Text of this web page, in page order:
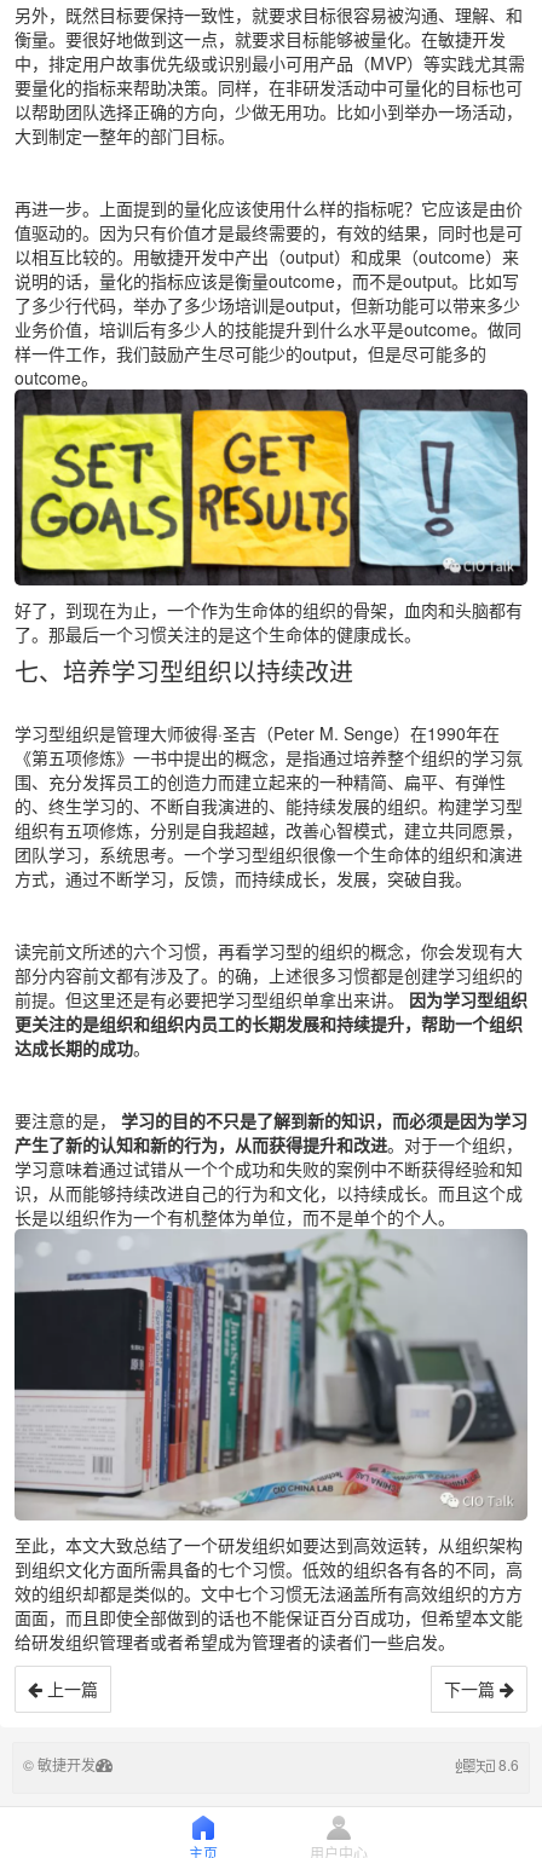
另外，既然目标要保持一致性，就要求目标很容易被沟通、理解、和
衡量。要很好地做到这一点，就要求目标能够被量化。在敏捷开发
中，排定用户故事优先级或识别最小可用产品（MVP）等实践尤其需
要量化的指标来帮助决策。同样，在非研发活动中可量化的目标也可
以帮助团队选择正确的方向，少做无用功。比如小到举办一场活动，
大到制定一整年的部门目标。
再进一步。上面提到的量化应该使用什么样的指标呢？它应该是由价
值驱动的。因为只有价值才是最终需要的，有效的结果，同时也是可
以相互比较的。用敏捷开发中产出（output）和成果（outcome）来
说明的话，量化的指标应该是衡量outcome，而不是output。比如写
了多少行代码，举办了多少场培训是output，但新功能可以带来多少
业务价值，培训后有多少人的技能提升到什么水平是outcome。做同
样一件工作，我们鼓励产生尽可能少的output，但是尽可能多的
outcome。
好了，到现在为止，一个作为生命体的组织的骨架，血肉和头脑都有
了。那最后一个习惯关注的是这个生命体的健康成长。
七、培养学习型组织以持续改进
学习型组织是管理大师彼得·圣吉（Peter M. Senge）在1990年在
《第五项修炼》一书中提出的概念，是指通过培养整个组织的学习氛
围、充分发挥员工的创造力而建立起来的一种精简、扁平、有弹性
的、终生学习的、不断自我演进的、能持续发展的组织。构建学习型
组织有五项修炼，分别是自我超越，改善心智模式，建立共同愿景，
团队学习，系统思考。一个学习型组织很像一个生命体的组织和演进
方式，通过不断学习，反馈，而持续成长，发展，突破自我。
读完前文所述的六个习惯，再看学习型的组织的概念，你会发现有大
部分内容前文都有涉及了。的确，上述很多习惯都是创建学习组织的
前提。但这里还是有必要把学习型组织单拿出来讲。 因为学习型组织
更关注的是组织和组织内员工的长期发展和持续提升，帮助一个组织
达成长期的成功。
要注意的是， 学习的目的不只是了解到新的知识，而必须是因为学习
产生了新的认知和新的行为，从而获得提升和改进。对于一个组织，
学习意味着通过试错从一个个成功和失败的案例中不断获得经验和知
识，从而能够持续改进自己的行为和文化，以持续成长。而且这个成
长是以组织作为一个有机整体为单位，而不是单个的个人。
至此，本文大致总结了一个研发组织如要达到高效运转，从组织架构
到组织文化方面所需具备的七个习惯。低效的组织各有各的不同，高
效的组织却都是类似的。文中七个习惯无法涵盖所有高效组织的方方
面面，而且即使全部做到的话也不能保证百分百成功，但希望本文能
给研发组织管理者或者希望成为管理者的读者们一些启发。
上一篇
下一篇
© 敏捷开发 8.6
主页 用户中心